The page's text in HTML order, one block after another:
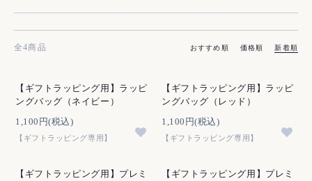
全4商品 おすすめ順 価格順 新着順
【ギフトラッピング用】ラッピ
ングバッグ（ネイビー）
1,100円(税込)
【ギフトラッピング専用】
【ギフトラッピング用】ラッピ
ングバッグ（レッド）
1,100円(税込)
【ギフトラッピング専用】
【ギフトラッピング用】プレミ
【ギフトラッピング用】プレミ